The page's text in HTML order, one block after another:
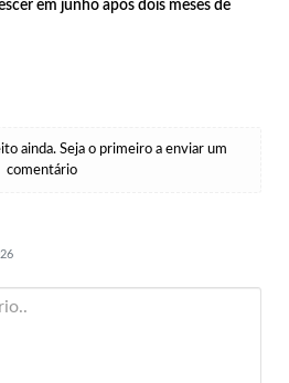
em junho após dois meses de
ainda. Seja o primeiro a enviar um
comentário